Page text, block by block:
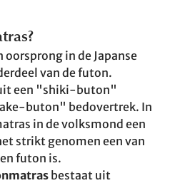
in de Japanse
van de futon.
een "shiki-buton"
buton" bedovertrek. In
in de volksmond een
strikt genomen een van
futon is.
bestaat uit